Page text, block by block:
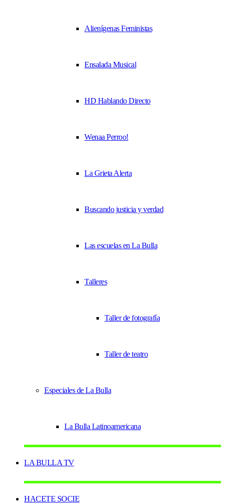
Alienígenas Feministas
Ensalada Musical
HD Hablando Directo
Wenaa Perroo!
La Grieta Alerta
Buscando justicia y verdad
Las escuelas en La Bulla
Talleres
Taller de fotografía
Taller de teatro
Especiales de La Bulla
La Bulla Latinoamericana
LA BULLA TV
HACETE SOCIE